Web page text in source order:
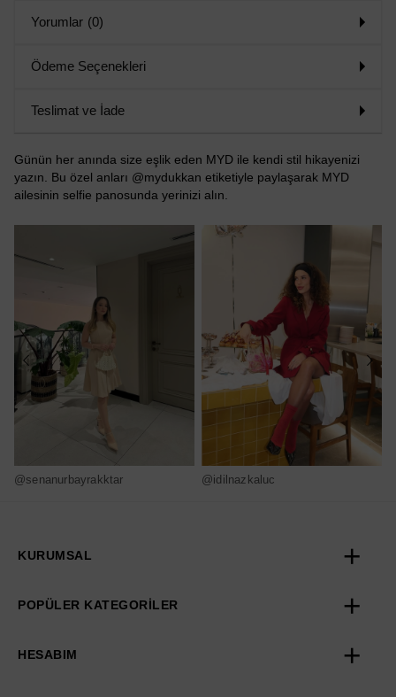
Yorumlar (0)
Ödeme Seçenekleri
Teslimat ve İade
Günün her anında size eşlik eden MYD ile kendi stil hikayenizi
yazın. Bu özel anları @mydukkan etiketiyle paylaşarak MYD
ailesinin selfie panosunda yerinizi alın.
@senanurbayrakktar @idilnazkaluc
KURUMSAL
POPÜLER KATEGORİLER
HESABIM